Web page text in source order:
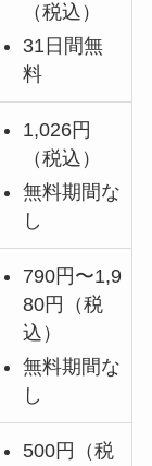
（税込）
31日間無
料
1,026円
（税込）
無料期間な
し
790円〜1,9
80円（税
込）
無料期間な
し
500円（税